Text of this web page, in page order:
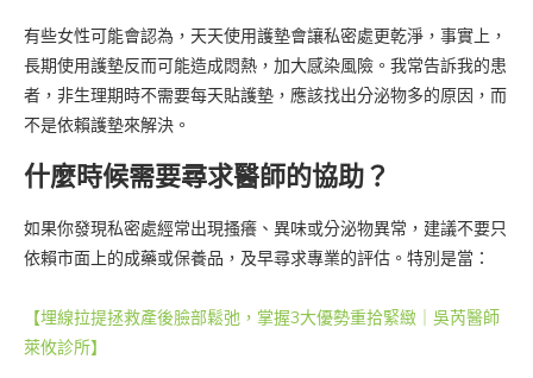
有些女性可能會認為，天天使用護墊會讓私密處更乾淨，事實上，
長期使用護墊反而可能造成悶熱，加大感染風險。我常告訴我的患
者，非生理期時不需要每天貼護墊，應該找出分泌物多的原因，而
不是依賴護墊來解決。
什麼時候需要尋求醫師的協助？
如果你發現私密處經常出現搔癢、異味或分泌物異常，建議不要只
依賴市面上的成藥或保養品，及早尋求專業的評估。特別是當：
【埋線拉提拯救產後臉部鬆弛，掌握3大優勢重拾緊緻｜吳芮醫師
萊攸診所】